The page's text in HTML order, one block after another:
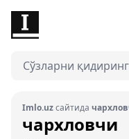
Imlo.uzсайтида
чархловчи